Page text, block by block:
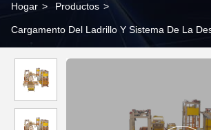
Hogar > Productos >
Cargamento Del Ladrillo Y Sistema De La
en coche seco